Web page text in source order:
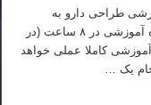
طراحی دارو به
صورت فشرده و مقاله محور می باشد. این دوره آموزشی در ۸ ساعت (در
آموزشی کاملا عملی خواهد
یک …